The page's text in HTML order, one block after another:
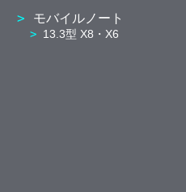
モバイルノート
13.3型 X8・X6